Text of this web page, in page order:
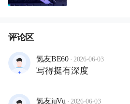
评论区
氪友BE60 · 2026-06-03
写得挺有深度
氪友iuVu · 2026-06-03